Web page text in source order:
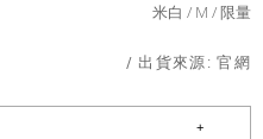
米白 M 限量
/ 出貨來源:官網